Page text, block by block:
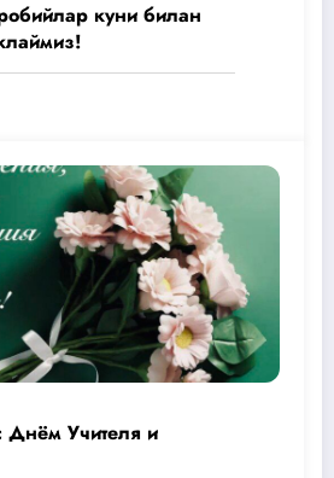
куни билан
Днём Учителя и